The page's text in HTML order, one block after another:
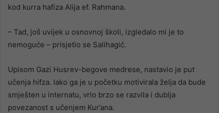
kod kurra hafiza Alija ef. Rahmana.
– Tad, još uvijek u osnovnoj školi, izgledalo mi je to
nemoguće – prisjetio se Salihagić.
Upisom Gazi Husrev-begove medrese, nastavio je put
učenja hifza. Iako ga je u početku motivirala želja da bude
smješten u internatu, vrlo brzo se razvila i dublja
povezanost s učenjem Kur’ana.